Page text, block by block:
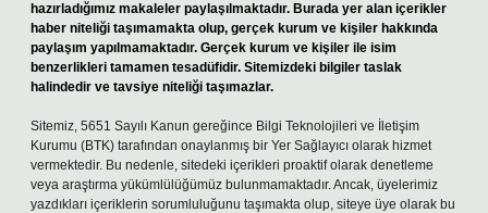
hazırladığımız makaleler paylaşılmaktadır. Burada yer alan içerikler
haber niteliği taşımamakta olup, gerçek kurum ve kişiler hakkında
paylaşım yapılmamaktadır. Gerçek kurum ve kişiler ile isim
benzerlikleri tamamen tesadüfidir. Sitemizdeki bilgiler taslak
halindedir ve tavsiye niteliği taşımazlar.
Sitemiz, 5651 Sayılı Kanun gereğince Bilgi Teknolojileri ve İletişim
Kurumu (BTK) tarafından onaylanmış bir Yer Sağlayıcı olarak hizmet
vermektedir. Bu nedenle, sitedeki içerikleri proaktif olarak denetleme
veya araştırma yükümlülüğümüz bulunmamaktadır. Ancak, üyelerimiz
yazdıkları içeriklerin sorumluluğunu taşımakta olup, siteye üye olarak bu